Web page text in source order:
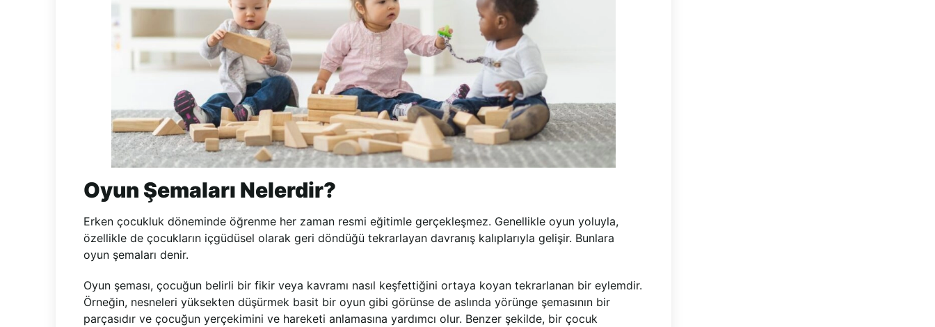
Oyun Şemaları Nelerdir?
Erken çocukluk döneminde öğrenme her zaman resmi eğitimle gerçekleşmez. Genellikle oyun yoluyla,
özellikle de çocukların içgüdüsel olarak geri döndüğü tekrarlayan davranış kalıplarıyla gelişir. Bunlara
oyun şemaları denir.
Oyun şeması, çocuğun belirli bir fikir veya kavramı nasıl keşfettiğini ortaya koyan tekrarlanan bir eylemdir.
Örneğin, nesneleri yüksekten düşürmek basit bir oyun gibi görünse de aslında yörünge şemasının bir
parçasıdır ve çocuğun yerçekimini ve hareketi anlamasına yardımcı olur. Benzer şekilde, bir çocuk